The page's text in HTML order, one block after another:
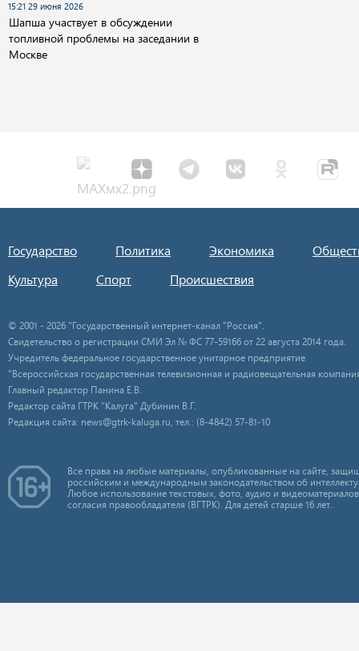
15:21 29 июня 2026
Шапша участвует в обсуждении
топливной проблемы на заседании в
Москве
Государство Политика Экономика
Культура
Спорт Происшествия
© 2001 - 2026 "Государственный интернет-канал "Россия".
Свидетельство о регистрации СМИ Эл № ФС 77-59166 от 22 августа 2014 года.
Учредитель федеральное государственное унитарное предприятие
"Всероссийская государственная телевизионная и радиовещательная
Главный редактор Панина Е.В.
Редактор сайта ГТРК "Калуга" Дубинин В.Г.
Редакция сайта: news@gtrk-kaluga.ru, тел.: (8-4842) 57-81-10
Все права на любые материалы, опубликованные на сайте,
российским и международным законодательством об
Любое использование текстовых, фото, аудио и
согласия правообладателя (ВГТРК). Для детей старше 16 лет.